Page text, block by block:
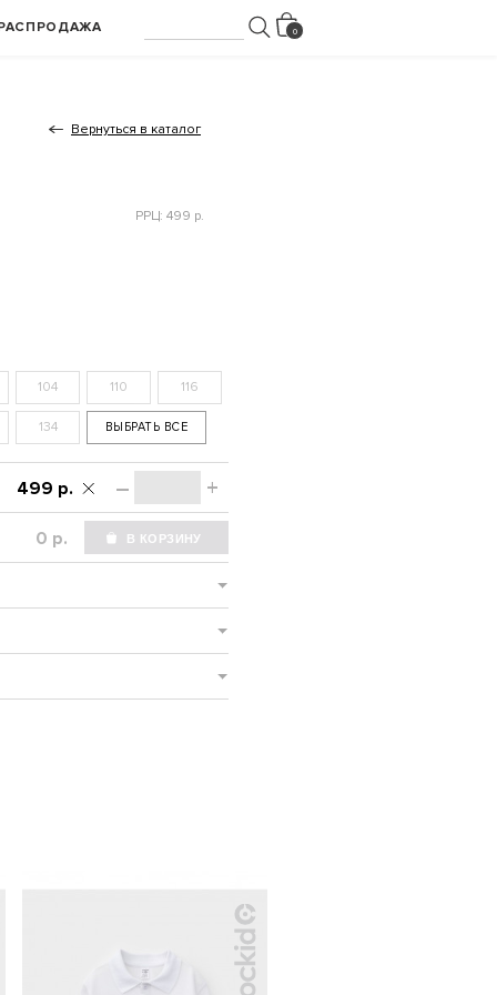
Вернуться в каталог
РРЦ: 499 р.
104 110 116
134 ВЫБРАТЬ ВСЕ
– +
499 р.
р.